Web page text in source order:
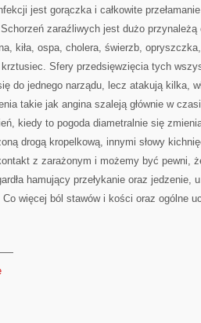
jest gorączka i całkowite
zaraźliwych jest dużo
kiła, ospa, cholera, świerzb,
Sfery przedsięwzięcia tych
do jednego narządu, lecz atakują kilka,
takie jak angina szaleją głównie w
kiedy to pogoda diametralnie się
drogą kropelkową, innymi słowy
z zarażonym i możemy być pewni,
hamujący przełykanie oraz jedzenie,
więcej ból stawów i kości oraz ogólne